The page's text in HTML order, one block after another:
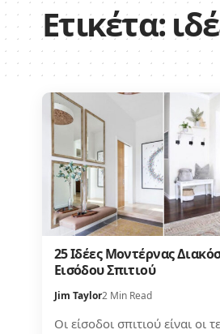
Ετικέτα:
25 Ιδέες Μοντέρνας
Εισόδου Σπιτιού
Jim Taylor2 Min Read
Οι είσοδοι σπιτιού είναι οι